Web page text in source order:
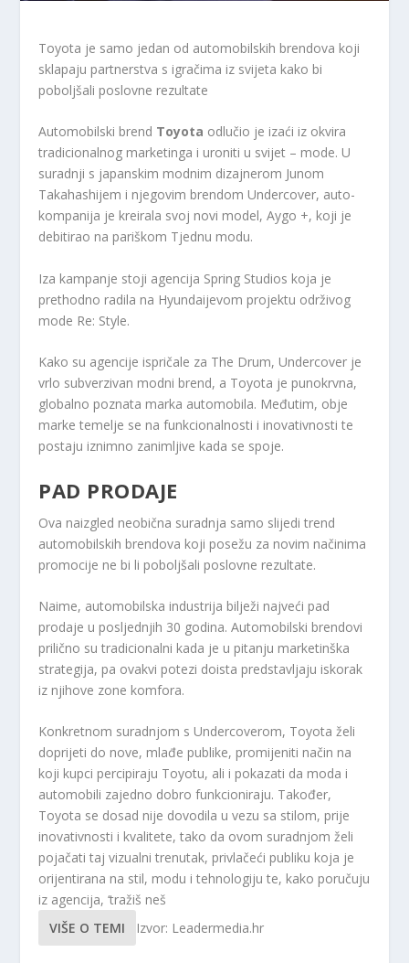
Toyota je samo jedan od automobilskih brendova koji
sklapaju partnerstva s igračima iz svijeta kako bi
poboljšali poslovne rezultate
Automobilski brend Toyota odlučio je izaći iz okvira
tradicionalnog marketinga i uroniti u svijet – mode. U
suradnji s japanskim modnim dizajnerom Junom
Takahashijem i njegovim brendom Undercover, auto-
kompanija je kreirala svoj novi model, Aygo +, koji je
debitirao na pariškom Tjednu modu.
Iza kampanje stoji agencija Spring Studios koja je
prethodno radila na Hyundaijevom projektu održivog
mode Re: Style.
Kako su agencije ispričale za The Drum, Undercover je
vrlo subverzivan modni brend, a Toyota je punokrvna,
globalno poznata marka automobila. Međutim, obje
marke temelje se na funkcionalnosti i inovativnosti te
postaju iznimno zanimljive kada se spoje.
PAD PRODAJE
Ova naizgled neobična suradnja samo slijedi trend
automobilskih brendova koji posežu za novim načinima
promocije ne bi li poboljšali poslovne rezultate.
Naime, automobilska industrija bilježi najveći pad
prodaje u posljednjih 30 godina. Automobilski brendovi
prilično su tradicionalni kada je u pitanju marketinška
strategija, pa ovakvi potezi doista predstavljaju iskorak
iz njihove zone komfora.
Konkretnom suradnjom s Undercoverom, Toyota želi
doprijeti do nove, mlađe publike, promijeniti način na
koji kupci percipiraju Toyotu, ali i pokazati da moda i
automobili zajedno dobro funkcioniraju. Također,
Toyota se dosad nije dovodila u vezu sa stilom, prije
inovativnosti i kvalitete, tako da ovom suradnjom želi
pojačati taj vizualni trenutak, privlačeći publiku koja je
orijentirana na stil, modu i tehnologiju te, kako poručuju
iz agencija, ‘tražiš neš
VIŠE O TEMI
Izvor: Leadermedia.hr